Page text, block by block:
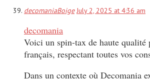
decomaniaBoige July 2, 2025 at 4:36 am
decomania
Voici un spin-tax de haute qualité
français, respectant toutes vos
Dans un contexte où Decomania